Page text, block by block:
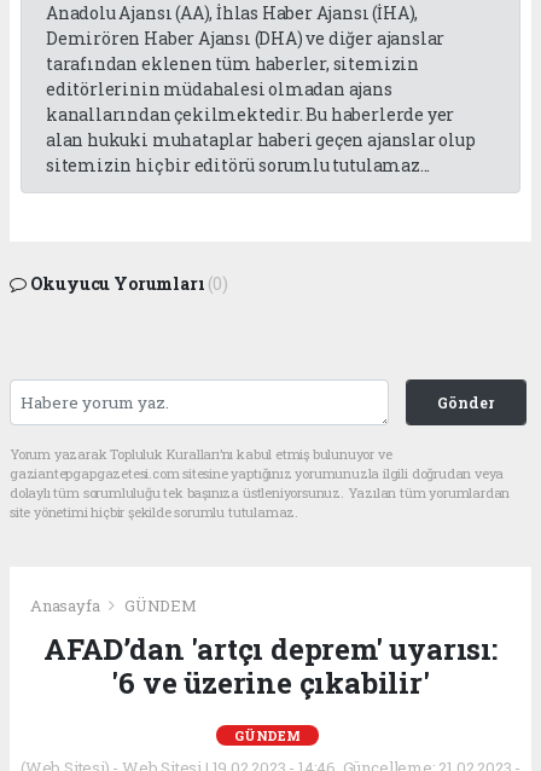
Anadolu Ajansı (AA), İhlas Haber Ajansı (İHA),
Demirören Haber Ajansı (DHA) ve diğer ajanslar
tarafından eklenen tüm haberler, sitemizin
editörlerinin müdahalesi olmadan ajans
kanallarından çekilmektedir. Bu haberlerde yer
alan hukuki muhataplar haberi geçen ajanslar olup
sitemizin hiç bir editörü sorumlu tutulamaz...
Okuyucu Yorumları (0)
Gönder
Yorum yazarak Topluluk Kuralları’nı kabul etmiş bulunuyor ve
gaziantepgapgazetesi.com sitesine yaptığınız yorumunuzla ilgili doğrudan veya
dolaylı tüm sorumluluğu tek başınıza üstleniyorsunuz. Yazılan tüm yorumlardan
site yönetimi hiçbir şekilde sorumlu tutulamaz.
Anasayfa GÜNDEM
AFAD’dan 'artçı deprem' uyarısı:
'6 ve üzerine çıkabilir'
GÜNDEM